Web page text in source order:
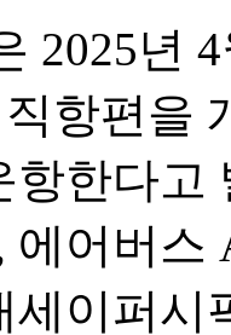
2025년
항편을
항한다고
어버스
세이퍼시